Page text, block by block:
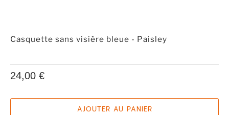
Casquette sans visière bleue - Paisley
24,00 €
AJOUTER AU PANIER